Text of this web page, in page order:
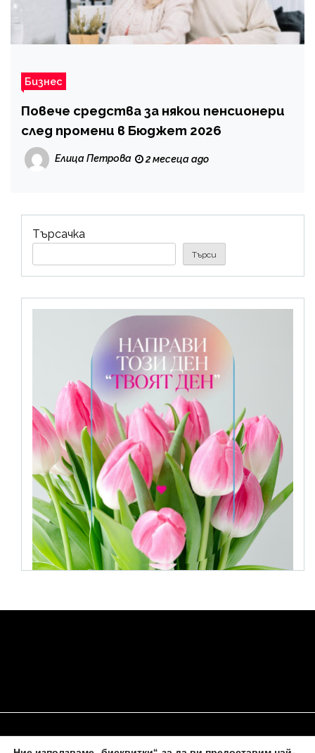
Бизнес
Повече средства за някои пенсионери
след промени в Бюджет 2026
Елица Петрова 2 месеца ago
Търсачка
Търси